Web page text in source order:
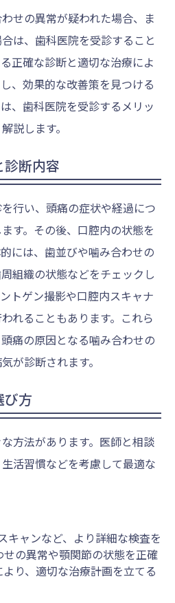
せの異常が疑われた場合、ま
は、歯科医院を受診すること
正確な診断と適切な治療によ
、効果的な改善策を見つける
、歯科医院を受診するメリッ
説します。
断内容
行い、頭痛の症状や経過につ
す。その後、口腔内の状態を
には、歯並びや噛み合わせの
組織の状態などをチェックし
トゲン撮影や口腔内スキャナ
れることもあります。これら
痛の原因となる噛み合わせの
が診断されます。
び方
方法があります。医師と相談
活習慣などを考慮して最適な
キャンなど、より詳細な検査を
の異常や顎関節の状態を正確
り、適切な治療計画を立てる